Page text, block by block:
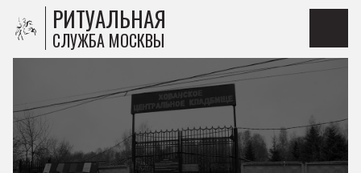
РИТУАЛЬНАЯ
СЛУЖБА МОСКВЫ